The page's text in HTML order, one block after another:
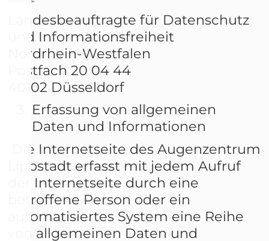
Aufsichtsbehörde:
Landesbeauftragte für Datenschutz
und Informationsfreiheit
Nordrhein-Westfalen
Postfach 20 04 44
40102 Düsseldorf
Erfassung von allgemeinen
Daten und Informationen
Die Internetseite des Augenzentrum
Lippstadt erfasst mit jedem Aufruf
der Internetseite durch eine
betroffene Person oder ein
automatisiertes System eine Reihe
von allgemeinen Daten und